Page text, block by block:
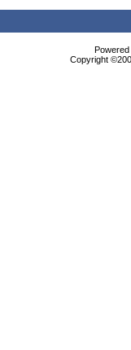
Copyright